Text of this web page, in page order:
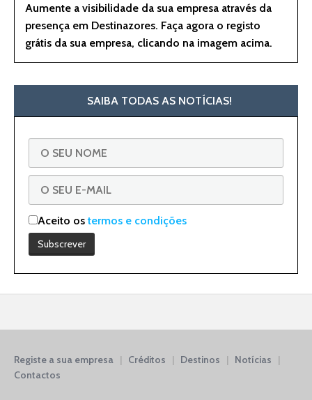
Aumente a visibilidade da sua empresa através da
presença em Destinazores. Faça agora o registo
grátis da sua empresa, clicando na imagem acima.
SAIBA TODAS AS NOTÍCIAS!
Aceito ostermos e condições
Registe a sua empresa | Créditos | Destinos | Notícias |
Contactos